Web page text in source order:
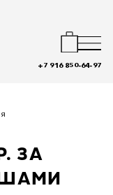
+7 916 850-64-97
ЗА